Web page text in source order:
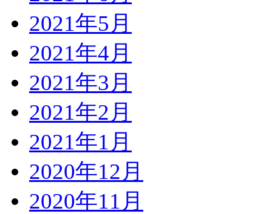
2021年5月
2021年4月
2021年3月
2021年2月
2021年1月
2020年12月
2020年11月